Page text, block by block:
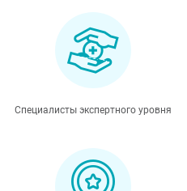
Специалисты экспертного уровня